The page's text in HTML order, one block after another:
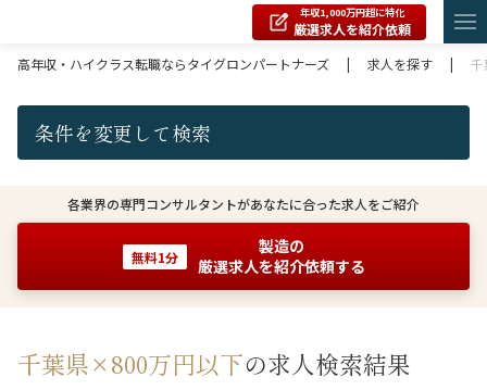
年収1,000万円超に特化
厳選求人を紹介依頼
高年収・ハイクラス転職ならタイグロンパートナーズ
| 求人を探す |
条件を変更して検索
各業界の専門コンサルタントがあなたに合った求人をご紹介
無料1分
製造の
厳選求人を紹介依頼する
千葉県×800万円以下の求人検索結果